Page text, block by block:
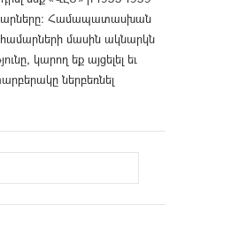
Համապատասխան
համարների մասին ակնարկն
կարող եք այցելել եւ
ներբեռնել